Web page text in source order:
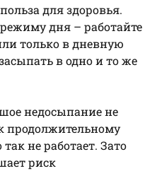
для здоровья.
дня – работайте
только в дневную
в одно и то же
недосыпание не
продолжительному
так не работает. Зато
риск